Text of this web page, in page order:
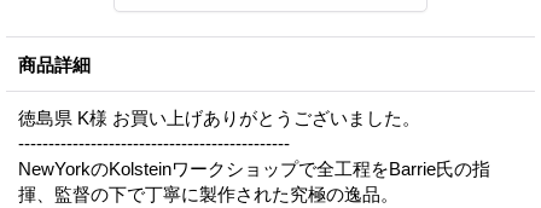
商品詳細
徳島県 K様 お買い上げありがとうございました。
---------------------------------------------
NewYorkのKolsteinワークショップで全工程をBarrie氏の指
揮、監督の下で丁寧に製作された究極の逸品。